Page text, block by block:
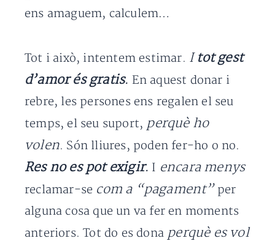
ens amaguem, calculem…
Tot i això, intentem estimar. I tot gest
d’amor és gratis. En aquest donar i
rebre, les persones ens regalen el seu
temps, el seu suport, perquè ho
volen. Són lliures, poden fer-ho o no.
Res no es pot exigir. I encara menys
reclamar-se com a “pagament”per
alguna cosa que un va fer en moments
anteriors. Tot do es dona perquè es vol